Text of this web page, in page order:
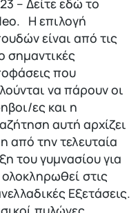
Η επιλογή
είναι από τις
σημαντικές
που
να πάρουν οι
ες και η
αυτή αρχίζει
από την τελευταία
του γυμνασίου για
στις
Εξετάσεις.